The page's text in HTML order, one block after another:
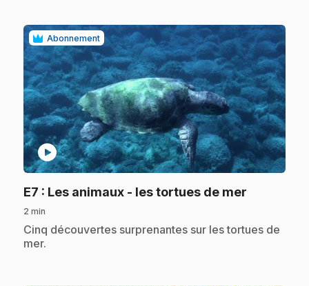
Abonnement
play_circle
E7 : Les animaux - les tortues de mer
2 min
.Cinq découvertes surprenantes sur les tortues de
mer.